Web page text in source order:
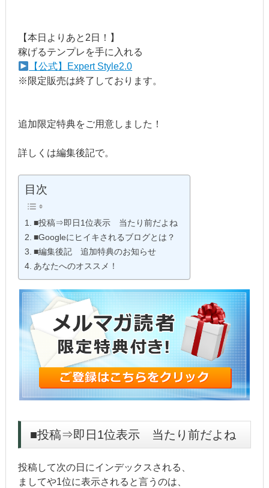
【本日よりあと2日！】
稼げるテンプレを手に入れる
【公式】Expert Style2.0
※限定販売は終了しております。
追加限定特典をご用意しました！
詳しくは編集後記で。
目次
■投稿⇒即日1位表示 当たり前だよね
■Googleにヒイキされるブログとは？
■編集後記 追加特典のお知らせ
あなたへのオススメ！
■投稿⇒即日1位表示 当たり前だよね
投稿して次の日にインデックスされる、
ましてや1位に表示されると言うのは、